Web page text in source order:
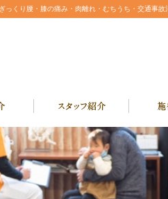
くり腰・膝の痛み・肉離れ・むちうち・交通事